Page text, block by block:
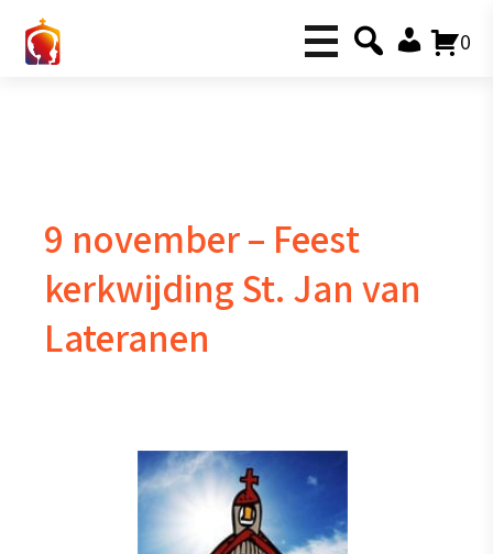
0
9 november – Feest
kerkwijding St. Jan van
Lateranen